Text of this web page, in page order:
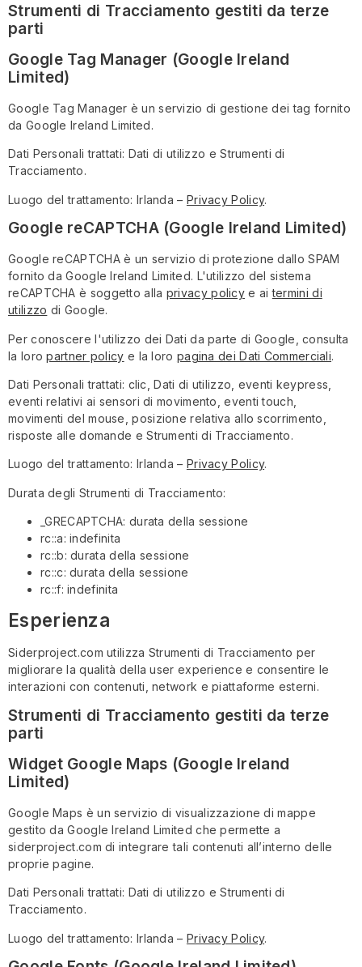
Strumenti di Tracciamento gestiti da terze
parti
Google Tag Manager (Google Ireland
Limited)
Google Tag Manager è un servizio di gestione dei tag fornito
da Google Ireland Limited.
Dati Personali trattati: Dati di utilizzo e Strumenti di
Tracciamento.
Luogo del trattamento: Irlanda – Privacy Policy.
Google reCAPTCHA (Google Ireland Limited)
Google reCAPTCHA è un servizio di protezione dallo SPAM
fornito da Google Ireland Limited. L'utilizzo del sistema
reCAPTCHA è soggetto alla privacy policy e aitermini di
utilizzo di Google.
Per conoscere l'utilizzo dei Dati da parte di Google, consulta
la loropartner policy e la loro pagina dei Dati Commerciali.
Dati Personali trattati: clic, Dati di utilizzo, eventi keypress,
eventi relativi ai sensori di movimento, eventi touch,
movimenti del mouse, posizione relativa allo scorrimento,
risposte alle domande e Strumenti di Tracciamento.
Luogo del trattamento: Irlanda – Privacy Policy.
Durata degli Strumenti di Tracciamento:
_GRECAPTCHA: durata della sessione
rc::a: indefinita
rc::b: durata della sessione
rc::c: durata della sessione
rc::f: indefinita
Esperienza
Siderproject.com utilizza Strumenti di Tracciamento per
migliorare la qualità della user experience e consentire le
interazioni con contenuti, network e piattaforme esterni.
Strumenti di Tracciamento gestiti da terze
parti
Widget Google Maps (Google Ireland
Limited)
Google Maps è un servizio di visualizzazione di mappe
gestito da Google Ireland Limited che permette a
siderproject.com di integrare tali contenuti all’interno delle
proprie pagine.
Dati Personali trattati: Dati di utilizzo e Strumenti di
Tracciamento.
Luogo del trattamento: Irlanda – Privacy Policy.